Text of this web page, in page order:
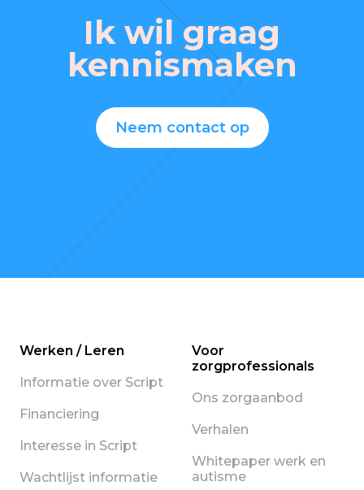
Ik wil graag
kennismaken
Neem contact op
Werken / Leren
Informatie over Script
Financiering
Interesse in Script
Wachtlijst informatie
Voor
zorgprofessionals
Ons zorgaanbod
Verhalen
Whitepaper werk en
autisme